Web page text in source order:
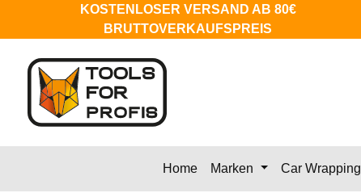
Hauptinhalt springen
Zur Suche springen
Zur Hauptnavigation springen
KOSTENLOSER VERSAND AB 80€
BRUTTOVERKAUFSPREIS
Home Marken Car Wrapping